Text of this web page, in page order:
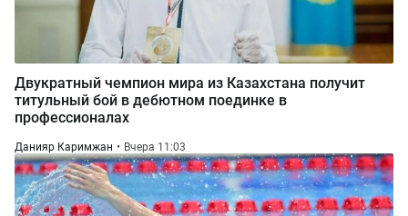
Двукратный чемпион мира из Казахстана получит
титульный бой в дебютном поединке в
профессионалах
Данияр Каримжан Вчера 11:03